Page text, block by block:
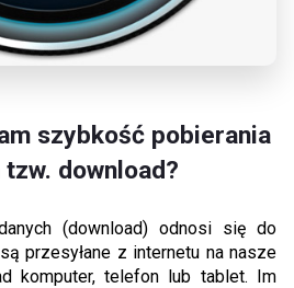
szybkość pobierania
download?
(download) odnosi się do
przesyłane z internetu na nasze
komputer, telefon lub tablet. Im